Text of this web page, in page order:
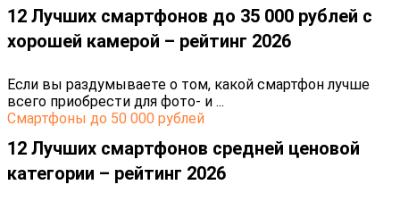
12 Лучших смартфонов до 35 000 рублей с
хорошей камерой – рейтинг 2026
Если вы раздумываете о том, какой смартфон лучше
всего приобрести для фото- и ...
Cмартфоны до 50 000 рублей
12 Лучших смартфонов средней ценовой
категории – рейтинг 2026